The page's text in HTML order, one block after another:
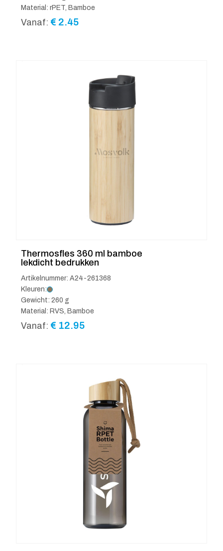
Material: rPET, Bamboe
Vanaf: € 2.45
Thermosfles 360 ml bamboe
lekdicht bedrukken
Artikelnummer: A24-261368
Kleuren:
Gewicht: 260 g
Material: RVS, Bamboe
Vanaf: € 12.95